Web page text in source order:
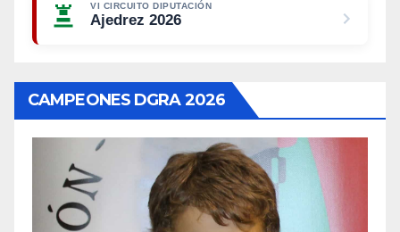
VI CIRCUITO DIPUTACIÓN
Ajedrez 2026
CAMPEONES DGRA 2026